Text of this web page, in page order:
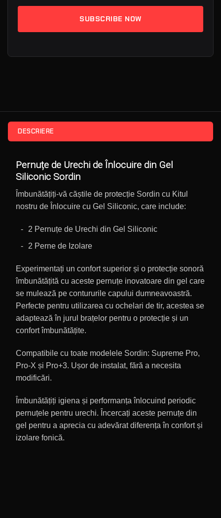
DESCRIERE
Pernuțe de Urechi de Înlocuire din Gel
Siliconic Sordin
Îmbunătățiți-vă căștile de protecție Sordin cu Kitul
nostru de Înlocuire cu Gel Siliconic, care include:
2 Pernuțe de Urechi din Gel Siliconic
2 Perne de Izolare
Experimentați un confort superior și o protecție sonoră
îmbunătățită cu aceste pernuțe inovatoare din gel care
se mulează pe contururile capului dumneavoastră.
Perfecte pentru utilizarea cu ochelari de tir, acestea se
adaptează în jurul brațelor pentru o protecție și un
confort îmbunătățite.
Compatibile cu toate modelele Sordin: Supreme Pro,
Pro-X și Pro+3. Ușor de instalat, fără a necesita
modificări.
Îmbunătățiți igiena și performanța înlocuind periodic
pernuțele pentru urechi. Încercați aceste pernuțe din
gel pentru a aprecia cu adevărat diferența în confort și
izolare fonică.